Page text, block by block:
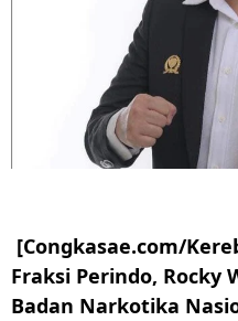
[Congkasae.com/
Fraksi Perindo, Rocky
Badan Narkotika